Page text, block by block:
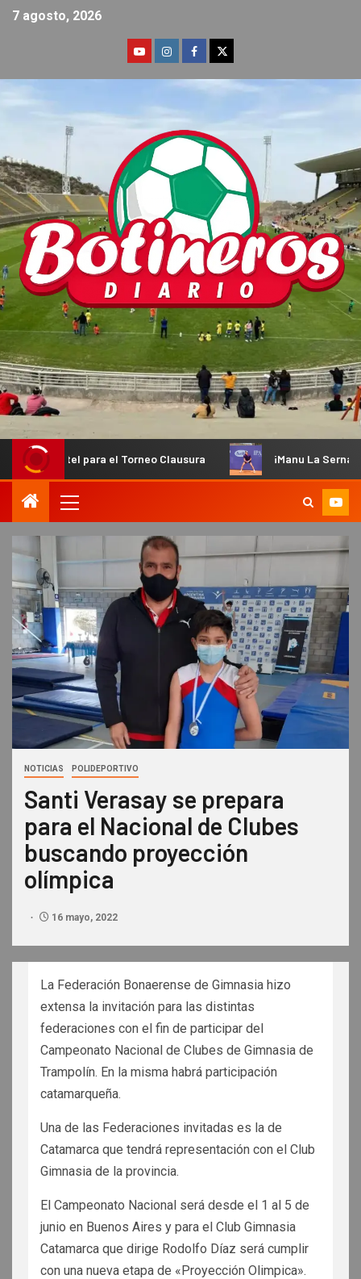
7 agosto, 2026
el Torneo Clausura ¡Manu La Serna fue
NOTICIAS POLIDEPORTIVO
Santi Verasay se prepara
para el Nacional de Clubes
buscando proyección
olímpica
16 mayo, 2022
La Federación Bonaerense de Gimnasia hizo
extensa la invitación para las distintas
federaciones con el fin de participar del
Campeonato Nacional de Clubes de Gimnasia de
Trampolín. En la misma habrá participación
catamarqueña.
Una de las Federaciones invitadas es la de
Catamarca que tendrá representación con el Club
Gimnasia de la provincia.
El Campeonato Nacional será desde el 1 al 5 de
junio en Buenos Aires y para el Club Gimnasia
Catamarca que dirige Rodolfo Díaz será cumplir
con una nueva etapa de «Proyección Olimpica».